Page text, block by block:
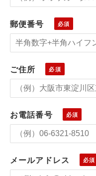
郵便番号
ご住所
お電話番号
メールアドレス